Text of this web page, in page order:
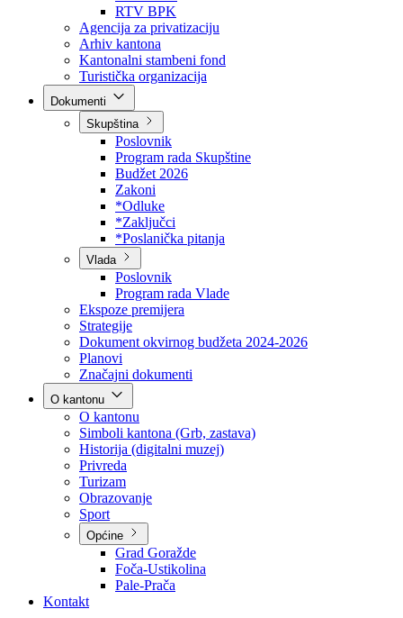
Direkcija za šumarstvo
Javna preduzeća
BPK šume
RTV BPK
Agencija za privatizaciju
Arhiv kantona
Kantonalni stambeni fond
Turistička organizacija
Skupština
Poslovnik
Program rada Skupštine
Budžet 2026
Zakoni
*Odluke
*Zaključci
*Poslanička pitanja
Vlada
Poslovnik
Program rada Vlade
Ekspoze premijera
Strategije
Dokument okvirnog budžeta 2024-2026
Planovi
Značajni dokumenti
O kantonu
O kantonu
Simboli kantona (Grb, zastava)
Historija (digitalni muzej)
Privreda
Turizam
Obrazovanje
Općine